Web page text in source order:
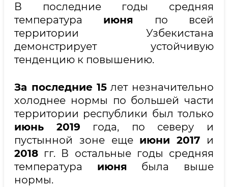
В последние годы средняя
температура июня по всей
территории Узбекистана
демонстрирует устойчивую
тенденцию к повышению.
За последние 15лет незначительно
холоднее нормы по большей части
территории республики был только
июнь
2019 года, по северу и
пустынной зоне еще июни 2017 и
2018 гг. В остальные годы средняя
температура июня была выше
нормы.